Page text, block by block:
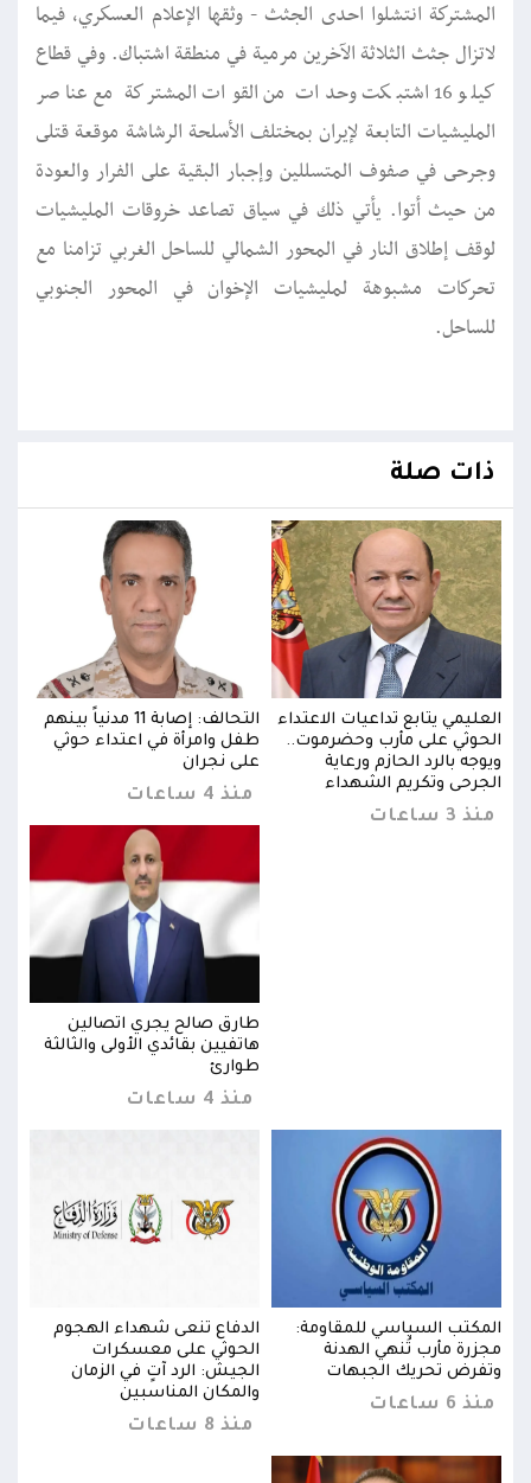
المشتركة انتشلوا احدى الجثث - وثقها الإعلام العسكري، فيما
لاتزال جثث الثلاثة الآخرين مرمية في منطقة اشتباك. وفي قطاع
كيلو 16 اشتبكت وحدات من القوات المشتركة مع عناصر
المليشيات التابعة لإيران بمختلف الأسلحة الرشاشة موقعة قتلى
وجرحى في صفوف المتسللين وإجبار البقية على الفرار والعودة
من حيث أتوا. يأتي ذلك في سياق تصاعد خروقات المليشيات
لوقف إطلاق النار في المحور الشمالي للساحل الغربي تزامنا مع
تحركات مشبوهة لمليشيات الإخوان في المحور الجنوبي
للساحل.
ذات صلة
العليمي يتابع تداعيات الاعتداء
الحوثي على مأرب وحضرموت..
ويوجه بالرد الحازم ورعاية
الجرحى وتكريم الشهداء
منذ 3 ساعات
التحالف: إصابة 11 مدنياً بينهم
طفل وامرأة في اعتداء حوثي
على نجران
منذ 4 ساعات
طارق صالح يجري اتصالين
هاتفيين بقائدي الأولى والثالثة
طوارئ
منذ 4 ساعات
المكتب السياسي للمقاومة:
مجزرة مأرب تُنهي الهدنة
وتفرض تحريك الجبهات
منذ 6 ساعات
الدفاع تنعى شهداء الهجوم
الحوثي على معسكرات
الجيش: الرد آتٍ في الزمان
والمكان المناسبين
منذ 8 ساعات